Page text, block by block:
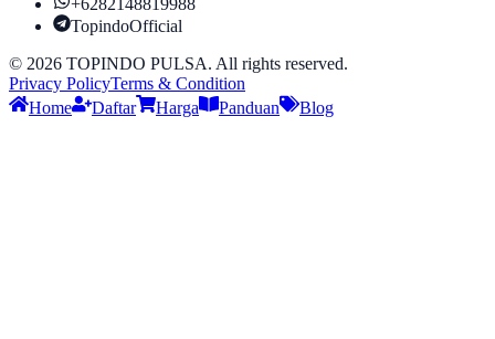
TopindoOfficial
© 2026 TOPINDO PULSA. All rights reserved.
Privacy PolicyTerms & Condition
Home
Daftar Harga Panduan Blog